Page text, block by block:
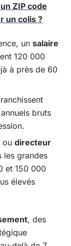
ZIP code
un colis ?
un salaire
120 000
à près de 60
bruts
ou directeur
les grandes
et 150 000
élevés
, des